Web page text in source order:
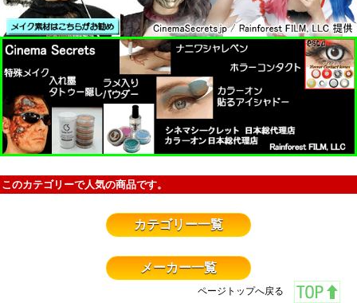
このカテゴリーで人気の商品です。
カテゴリー一覧
メーカー一覧
ページトップへ戻る